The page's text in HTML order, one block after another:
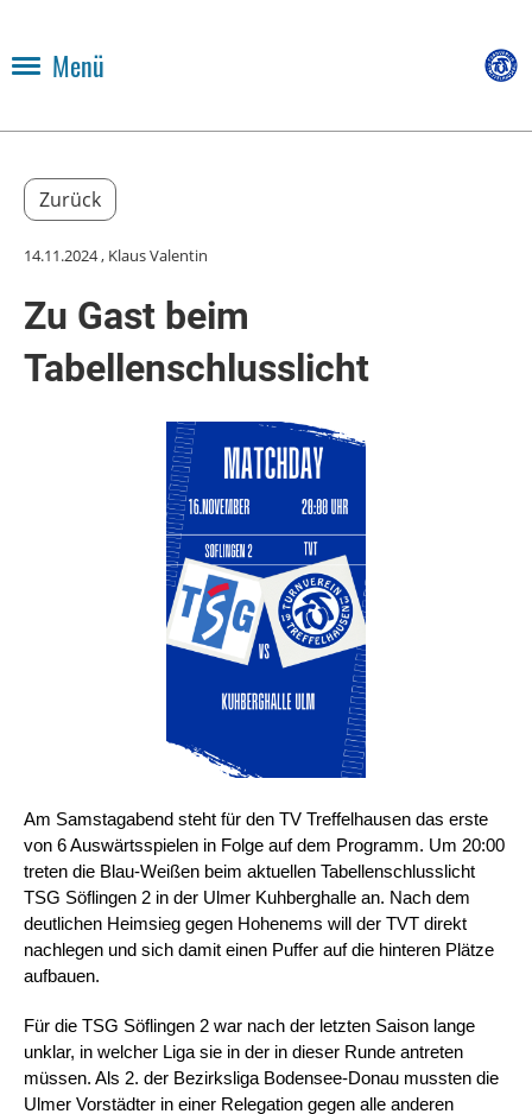
Menü
Zurück
14.11.2024, Klaus Valentin
Zu Gast beim
Tabellenschlusslicht
Am Samstagabend steht für den TV Treffelhausen das erste
von 6 Auswärtsspielen in Folge auf dem Programm. Um 20:00
treten die Blau-Weißen beim aktuellen Tabellenschlusslicht
TSG Söflingen 2 in der Ulmer Kuhberghalle an. Nach dem
deutlichen Heimsieg gegen Hohenems will der TVT direkt
nachlegen und sich damit einen Puffer auf die hinteren Plätze
aufbauen.
Für die TSG Söflingen 2 war nach der letzten Saison lange
unklar, in welcher Liga sie in der in dieser Runde antreten
müssen. Als 2. der Bezirksliga Bodensee-Donau mussten die
Ulmer Vorstädter in einer Relegation gegen alle anderen